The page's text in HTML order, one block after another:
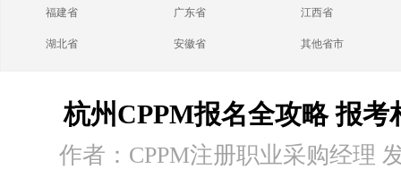
福建省 广东省 江西省
湖北省 安徽省 其他省市
杭州CPPM报名全攻略 报考
作者：CPPM注册职业采购经理